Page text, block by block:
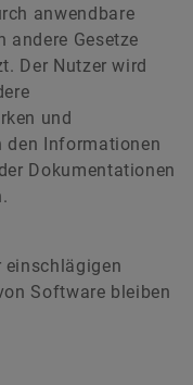
anwendbare
andere Gesetze
Der Nutzer wird
und
den Informationen
Dokumentationen
einschlägigen
Software bleiben